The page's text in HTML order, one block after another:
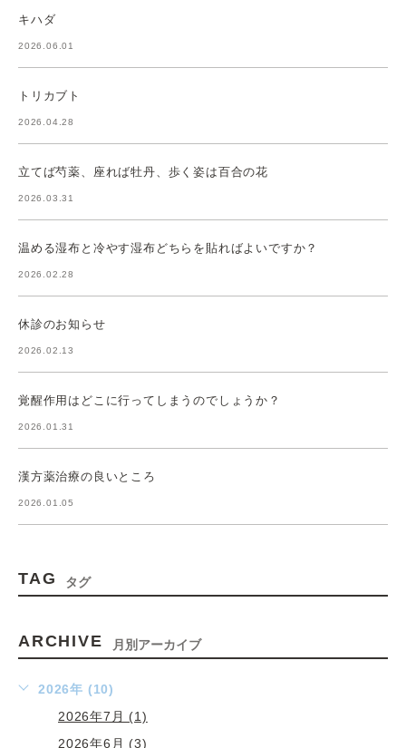
キハダ
2026.06.01
トリカブト
2026.04.28
立てば芍薬、座れば牡丹、歩く姿は百合の花
2026.03.31
温める湿布と冷やす湿布どちらを貼ればよいですか？
2026.02.28
休診のお知らせ
2026.02.13
覚醒作用はどこに行ってしまうのでしょうか？
2026.01.31
漢方薬治療の良いところ
2026.01.05
TAG タグ
ARCHIVE 月別アーカイブ
2026年 (10)
2026年7月 (1)
2026年6月 (3)